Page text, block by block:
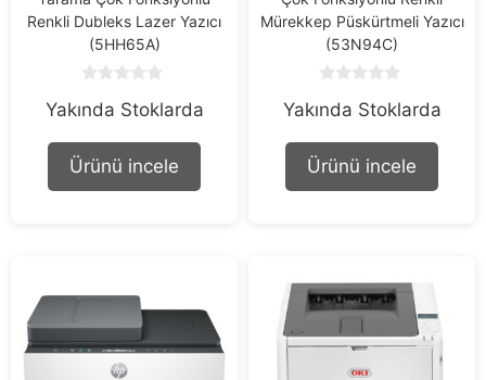
Renkli Dubleks Lazer Yazıcı
(5HH65A)
o
t
f
Yakında Stoklarda
Ürünü incele
Mürekkep Püskürtmeli Yazıcı
(53N94C)
o
t
f
Yakında Stoklarda
Ürünü incele